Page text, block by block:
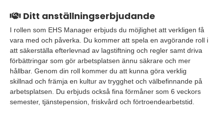
Ditt anställningserbjudande
I rollen som EHS Manager erbjuds du möjlighet att verkligen få
vara med och påverka. Du kommer att spela en avgörande roll i
att säkerställa efterlevnad av lagstiftning och regler samt driva
förbättringar som gör arbetsplatsen ännu säkrare och mer
hållbar. Genom din roll kommer du att kunna göra verklig
skillnad och främja en kultur av trygghet och välbefinnande på
arbetsplatsen. Du erbjuds också fina förmåner som 6 veckors
semester, tjänstepension, friskvård och förtroendearbetstid.